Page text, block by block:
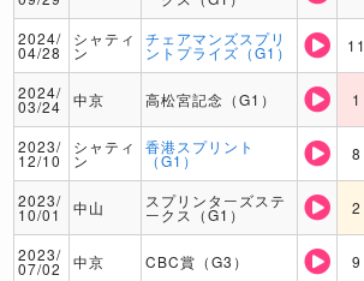
2024/
04/28
シャティ
ン
チェアマンズスプリ
ントプライズ（G1） 11
2024/
03/24 中京 高松宮記念（G1） 1
2023/
12/10
シャティ
ン
香港スプリント
（G1） 8
2023/
10/01 中山 スプリンターズステ
ークス（G1） 2
2023/
07/02 中京 CBC賞（G3） 9